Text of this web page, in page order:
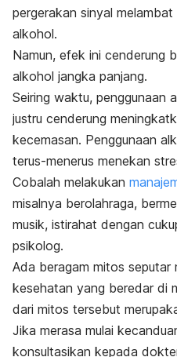
pergerakan sinyal
alkohol.
Namun, efek ini cenderung
alkohol jangka panjang.
Seiring waktu, penggunaan
justru cenderung
kecemasan. Penggunaan
terus-menerus menekan
Cobalah melakukan
misalnya berolahraga,
musik, istirahat dengan
psikolog.
Ada beragam mitos seputar
kesehatan yang beredar di
dari mitos tersebut
Jika merasa mulai
konsultasikan kepada